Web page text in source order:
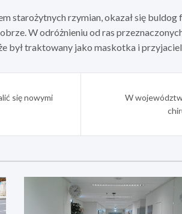
starożytnych rzymian, okazał się
W odróżnieniu od ras
był traktowany jako maskotka i
się nowymi
W